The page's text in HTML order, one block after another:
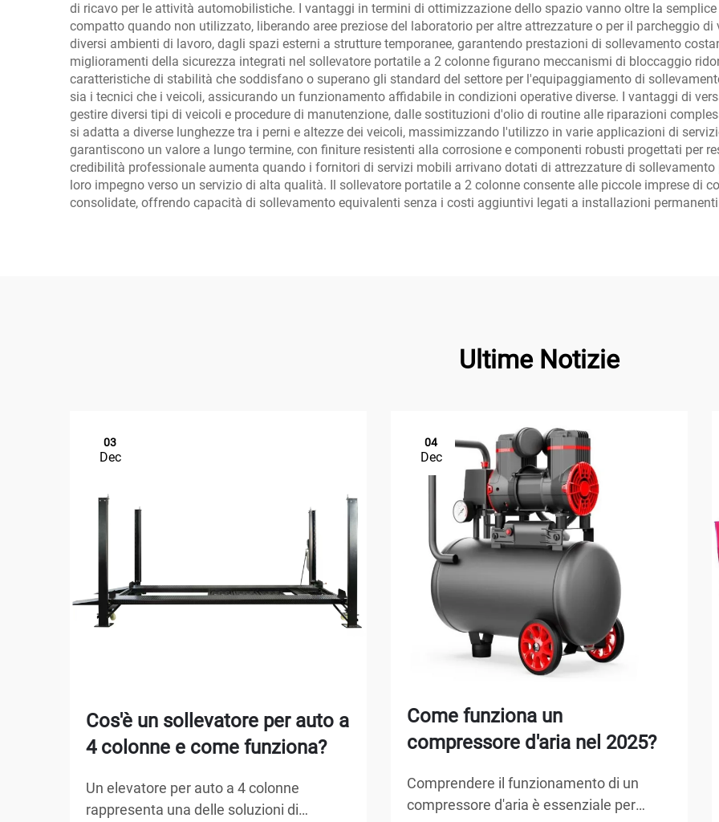
di ricavo per le attività automobilistiche. I vantaggi in termini di ottimizzazione dello spazio vanno oltre la
compatto quando non utilizzato, liberando aree preziose del laboratorio per altre attrezzature o per il parcheggio
diversi ambienti di lavoro, dagli spazi esterni a strutture temporanee, garantendo prestazioni di sollevamento
miglioramenti della sicurezza integrati nel sollevatore portatile a 2 colonne figurano meccanismi di bloccaggio
caratteristiche di stabilità che soddisfano o superano gli standard del settore per l'equipaggiamento di
sia i tecnici che i veicoli, assicurando un funzionamento affidabile in condizioni operative diverse. I vantaggi di
gestire diversi tipi di veicoli e procedure di manutenzione, dalle sostituzioni d'olio di routine alle riparazioni
si adatta a diverse lunghezze tra i perni e altezze dei veicoli, massimizzando l'utilizzo in varie applicazioni di
garantiscono un valore a lungo termine, con finiture resistenti alla corrosione e componenti robusti progettati per
credibilità professionale aumenta quando i fornitori di servizi mobili arrivano dotati di attrezzature di
loro impegno verso un servizio di alta qualità. Il sollevatore portatile a 2 colonne consente alle piccole imprese di
consolidate, offrendo capacità di sollevamento equivalenti senza i costi aggiuntivi legati a installazioni
Ultime Notizie
03
Dec
Cos'è un sollevatore per auto a
4 colonne e come funziona?
Un elevatore per auto a 4 colonne
rappresenta una delle soluzioni di
04
Dec
Come funziona un
compressore d'aria nel 2025?
Comprendere il funzionamento di un
compressore d'aria è essenziale per